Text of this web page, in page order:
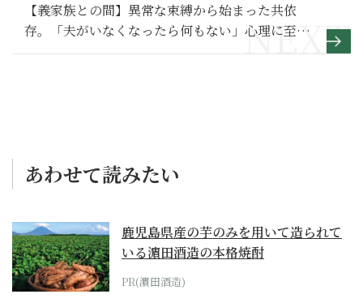
【義家族との間】異常な束縛から始まった共依
存。「夫がいなくなったら何もない」心理に至っ
た夫婦生活とは～その２～
あわせて読みたい
鹿児島県産の芋のみを用いて造られて
いる濵田酒造の本格焼酎
PR(濵田酒造)